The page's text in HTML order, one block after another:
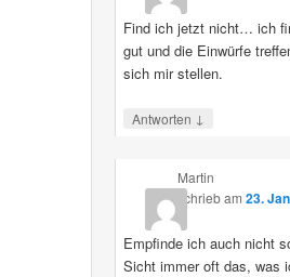
Find ich jetzt nicht… ich
gut und die Einwürfe
sich mir stellen.
Antworten ↓
Martin
schriebam 23.
Empfinde ich auch nicht
Sicht immer oft das, was